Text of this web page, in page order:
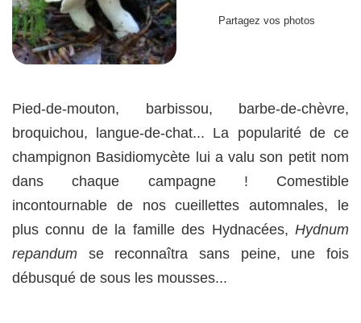
Partagez vos photos
Pied-de-mouton, barbissou, barbe-de-chèvre,
broquichou, langue-de-chat... La popularité de ce
champignon Basidiomycète lui a valu son petit nom
dans chaque campagne ! Comestible
incontournable de nos cueillettes automnales, le
plus connu de la famille des Hydnacées, Hydnum
repandum se reconnaîtra sans peine, une fois
débusqué de sous les mousses...